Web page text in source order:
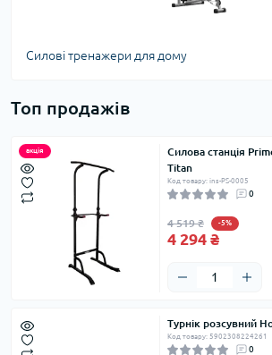
Силові тренажери для дому
Топ продажів
акція
Силова станція
Titan
Код товару: ins-PS-0005
0
4 519 ₴ -5%
4 294 ₴
Турнік розсувний
Код товару: 5902308224261
0